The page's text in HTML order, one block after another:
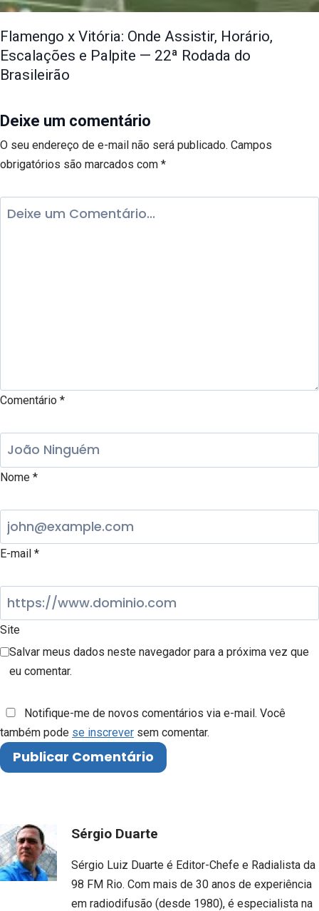
Flamengo x Vitória: Onde Assistir, Horário,
Escalações e Palpite — 22ª Rodada do
Brasileirão
Deixe um comentário
O seu endereço de e-mail não será publicado. Campos
obrigatórios são marcados com *
Comentário *
Nome *
E-mail *
Site
Salvar meus dados neste navegador para a próxima vez que
eu comentar.
Notifique-me de novos comentários via e-mail. Você
também pode se inscrever sem comentar.
Sérgio Duarte
Sérgio Luiz Duarte é Editor-Chefe e Radialista da
98 FM Rio. Com mais de 30 anos de experiência
em radiodifusão (desde 1980), é especialista na